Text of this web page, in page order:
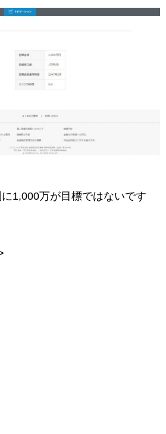
1,000万が目標ではないです